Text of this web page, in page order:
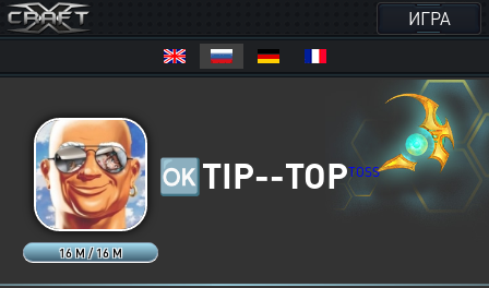
ИГРА
16 M / 16 M
🆗TIP--TOPTOSS